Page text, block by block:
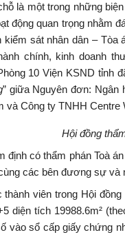
là một trong những
động quan trọng nhằm
sát nhân dân – Tòa
chính, kinh doanh
10 Viện KSND tỉnh
” giữa Nguyên đơn:
và Công ty TNHH Centre
Hội đồng
định có thẩm phán Toà
các bên đương sự
thành viên trong Hội
diện tích 19988.6m²
vào sổ cấp giấy chứng